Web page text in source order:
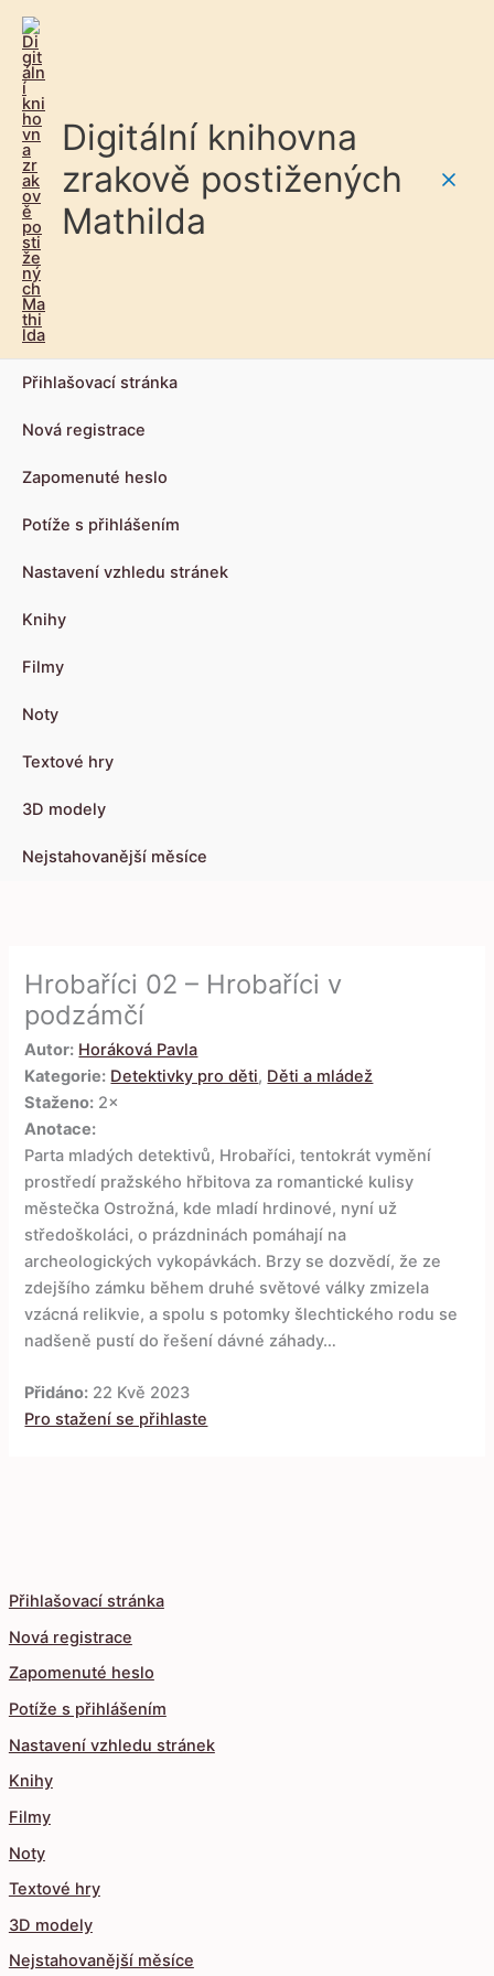
Digitální knihovna
zrakově postižených
Mathilda
Přihlašovací stránka
Nová registrace
Zapomenuté heslo
Potíže s přihlášením
Nastavení vzhledu stránek
Knihy
Filmy
Noty
Textové hry
3D modely
Nejstahovanější měsíce
Přihlašovací stránka
Nová registrace
Zapomenuté heslo
Potíže s přihlášením
Nastavení vzhledu stránek
Knihy
Filmy
Noty
Textové hry
3D modely
Nejstahovanější měsíce
Hrobaříci 02 – Hrobaříci v
podzámčí
Autor: Horáková Pavla
Kategorie: Detektivky pro děti, Děti a mládež
Staženo: 2×
Anotace:
Parta mladých detektivů, Hrobaříci, tentokrát vymění
prostředí pražského hřbitova za romantické kulisy
městečka Ostrožná, kde mladí hrdinové, nyní už
středoškoláci, o prázdninách pomáhají na
archeologických vykopávkách. Brzy se dozvědí, že ze
zdejšího zámku během druhé světové války zmizela
vzácná relikvie, a spolu s potomky šlechtického rodu se
nadšeně pustí do řešení dávné záhady…
Přidáno: 22 Kvě 2023
Pro stažení se přihlaste